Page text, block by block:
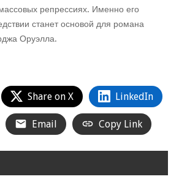
репрессиях. Именно его
станет основой для романа
Оруэлла.
Share on X LinkedIn
Email Copy Link